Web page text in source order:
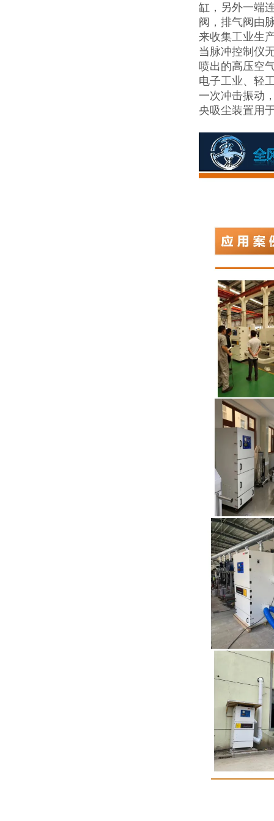
缸，另外一端
阀，排气阀由
来收集工业生
当脉冲控制仪
喷出的高压空
电子工业、轻
一次冲击振动
央吸尘装置用